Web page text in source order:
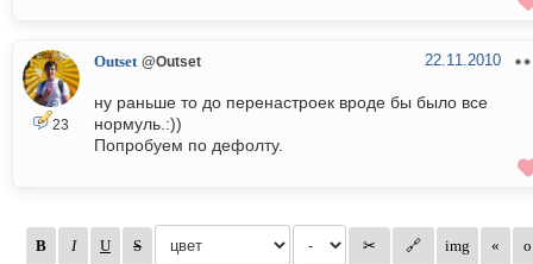
23
Outset @Outset 22.11.2010
ну раньше то до перенастроек вроде бы было все
нормуль.:))
Попробуем по дефолту.